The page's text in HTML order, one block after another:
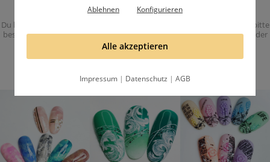
Du kannst den Newsletter jederzeit abbestellen. Du erhälst eine Email, bitte
bestätige die Anmeldung mit dem Bestätigungslink in dieser Email. Mit der
Anmeldung akzeptierst Du unsereDatenschutzbestimmungen
Ablehnen
Konfigurieren
Alle akzeptieren
Impressum | Datenschutz | AGB